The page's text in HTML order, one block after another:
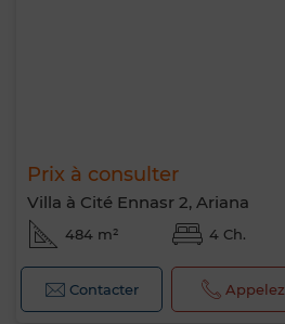
Prix à consulter
Villa à Cité Ennasr 2, Ariana
484 m² 4 Ch.
Contacter Appelez